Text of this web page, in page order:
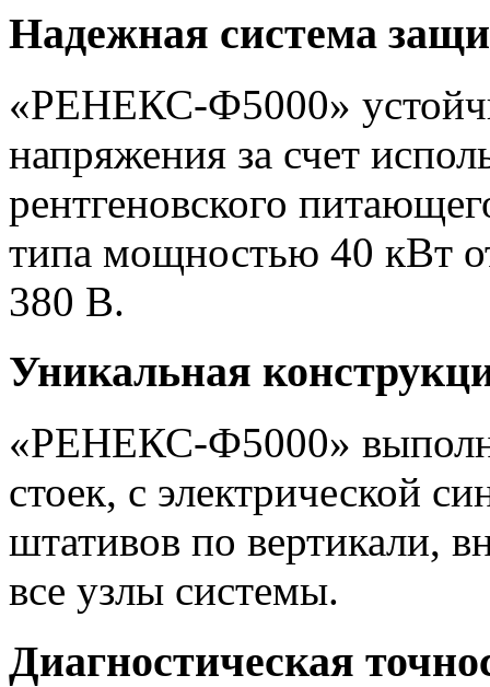
Надежная система
«РЕНЕКС-Ф5000»
напряжения за счет
рентгеновского
типа мощностью 40 кВт
380 В.
Уникальная
«РЕНЕКС-Ф5000»
стоек, с электрической
штативов по вертикали,
все узлы системы.
Диагностическая